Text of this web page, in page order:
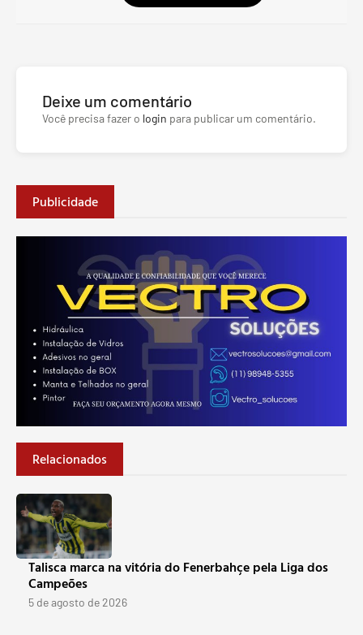
Deixe um comentário
Você precisa fazer o login para publicar um comentário.
Publicidade
Relacionados
Talisca marca na vitória do Fenerbahçe pela Liga dos
Campeões
5 de agosto de 2026